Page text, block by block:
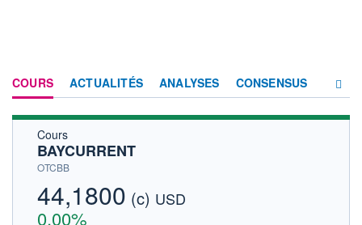
COURS ACTUALITÉS ANALYSES CONSENSUS
ACTIONNAIRES
Cours
BAYCURRENT
OTCBB
44,1800 (c) USD
0,00%